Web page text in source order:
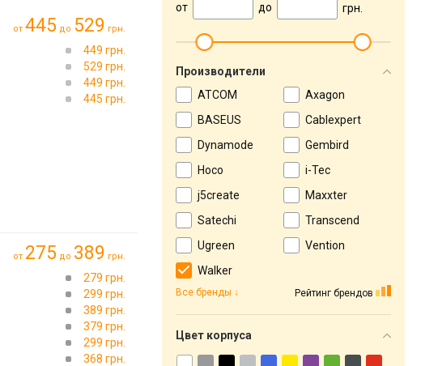
от 445 до 529 грн.
449 грн.
529 грн.
449 грн.
445 грн.
от 275 до 389 грн.
279 грн.
299 грн.
389 грн.
379 грн.
299 грн.
368 грн.
от
до грн.
Производители
ATCOM
Axagon
BASEUS
Cablexpert
Dynamode
Gembird
Hoco
i-Tec
j5create
Maxxter
Satechi
Transcend
Ugreen
Vention
Walker
Рейтинг брендов
Все бренды
Цвет корпуса